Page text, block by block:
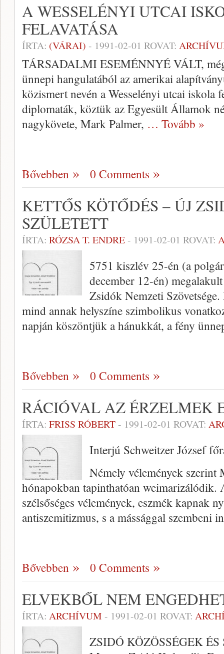
A WESSELÉNYI UTCAI
FELAVATÁSA
ÍRTA: (VÁRAI) - 1991-02-01 ROVAT:
TÁRSADALMI ESEMÉNNYÉ VÁLT,
ünnepi hangulatából az amerikai
közismert nevén a Wesselényi utcai iskola
diplomaták, köztük az Egyesült Államok
nagykövete, Mark Palmer, … Tovább »
Bővebben 0 Comments
KETTŐS KÖTŐDÉS – ÚJ
SZÜLETETT
ÍRTA: RÓZSA T. ENDRE- 1991-02-01 ROVAT:
5751 kiszlév 25-én (a
december 12-én)
Zsidók Nemzeti
mind annak helyszíne szimbolikus
napján köszöntjük a hánukkát, a fény
Bővebben 0 Comments
RÁCIÓVAL AZ ÉRZELMEK
ÍRTA: FRISS RÓBERT- 1991-02-01 ROVAT:
Interjú Schweitzer József
Némely vélemények szerint
hónapokban tapinthatóan weimarizálódik.
szélsőséges vélemények, eszmék kapnak
antiszemitizmus, s a mássággal szembeni
Bővebben 0 Comments
ELVEKBŐL NEM
ÍRTA: ARCHÍVUM - 1991-02-01 ROVAT:
ZSIDÓ KÖZÖSSÉGEK